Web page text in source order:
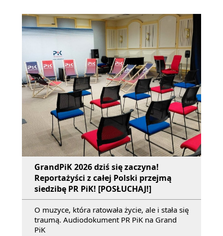
GrandPiK 2026 dziś się zaczyna!
Reportażyści z całej Polski przejmą
siedzibę PR PiK! [POSŁUCHAJ!]
O muzyce, która ratowała życie, ale i stała się
traumą. Audiodokument PR PiK na Grand
PiK